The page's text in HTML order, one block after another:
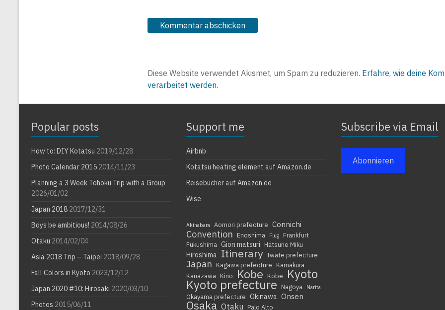
Diese Website verwendet Akismet, um Spam zu reduzieren. Erfahre, wie deine
verarbeitet werden.
Popular posts
How to: DIY Kotatsu 2019/12/28
Photo Calendar 2015 2014/11/23
Planning a 3 Week Tohoku Trip with a Group
2026/01/02
Japan 2018 2017/12/31
Boys be ambitious! 2014/08/26
Otaku 2014/02/04
Asia 2018 Trip – Taipei 2018/09/28
Fall Colors in Kyoto 2023/12/12
Japan 2020 #10: Hirosaki 2020/03/10
Photos 2015/06/11
Support me
Airbnb
Kotatsu heating element auf Amazon.de
Reisebücher auf Amazon.de
Wise
Akihabara Aomori prefecture Connichi
Convention Enoshima Flug
Frankfurt
Fukushima Gion matsuri Hatsune Miku
Hiroshima Itinerary Iwate prefecture
Japan Kagawa prefecture
Kamakura
Kanazawa
Kino Kobe Kobe Kyoto
Kyoto prefecture Nagoya Narita
Okayama prefecture Okinawa Onsen
Osaka Otaku Palo Alto
Subscribe via Email
Abonnieren